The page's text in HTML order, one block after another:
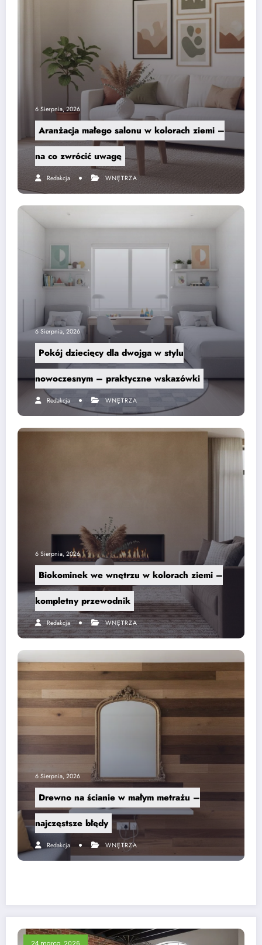
6 Sierpnia, 2026
Aranżacja małego salonu w kolorach ziemi –
na co zwrócić uwagę
Redakcja WNĘTRZA
6 Sierpnia, 2026
Pokój dziecięcy dla dwojga w stylu
nowoczesnym – praktyczne wskazówki
Redakcja WNĘTRZA
6 Sierpnia, 2026
Biokominek we wnętrzu w kolorach ziemi –
kompletny przewodnik
Redakcja WNĘTRZA
6 Sierpnia, 2026
Drewno na ścianie w małym metrażu –
najczęstsze błędy
Redakcja WNĘTRZA